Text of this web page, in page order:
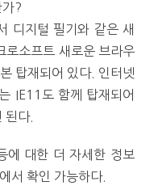
가?
디지털 필기와 같은 새
로소프트 새로운 브라우
탑재되어 있다. 인터넷
IE11도 함께 탑재되어
된다.
에 대한 더 자세한 정보
서 확인 가능하다.